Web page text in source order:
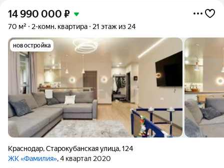
14 990 000 ₽
70 м² 2-комн. квартира 21 этаж из 24
новостройка
Краснодар,Старокубанская улица,124
ЖК «Фамилия», 4 квартал 2020